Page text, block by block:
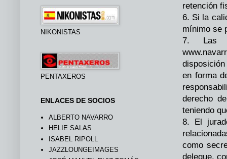
retención
6. Si la
mínimo se
7. Las
disposición
en forma
derecho
teniendo
8. El
como
delegue,
NIKONISTAS
PENTAXEROS
ENLACES DE SOCIOS
ALBERTO NAVARRO
HELIE SALAS
ISABEL RIPOLL
JAZZLOUNGEIMAGES